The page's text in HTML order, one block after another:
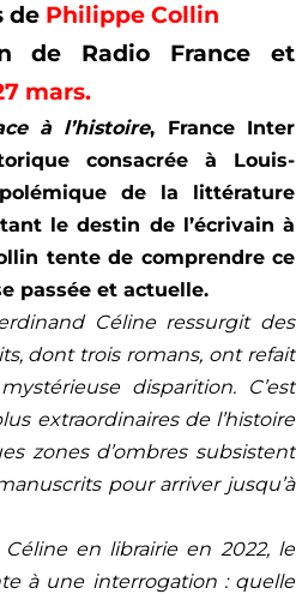
de Philippe Collin
de Radio France et
mars.
à l’histoire, France Inter
consacrée à Louis-
de la littérature
le destin de l’écrivain à
tente de comprendre ce
passée et actuelle.
Céline ressurgit des
dont trois romans, ont refait
disparition. C’est
extraordinaires de l’histoire
zones d’ombres subsistent
pour arriver jusqu’à
en librairie en 2022, le
à une interrogation : quelle